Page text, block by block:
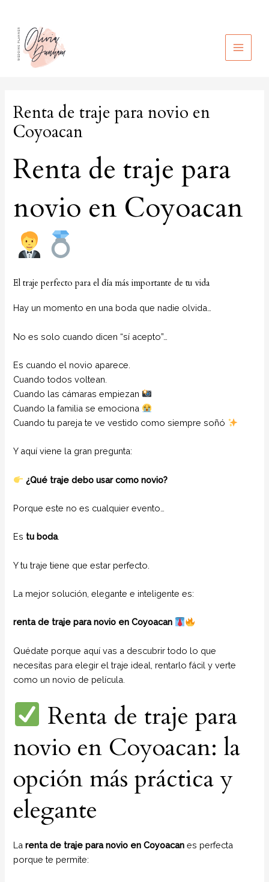
contenido
MAIN
Renta de traje para novio en
Coyoacan
Renta de traje para
novio en Coyoacan
El traje perfecto para el día más importante de tu vida
Hay un momento en una boda que nadie olvida…
No es solo cuando dicen “sí acepto”…
Es cuando el novio aparece.
Cuando todos voltean.
Cuando las cámaras empiezan
Cuando la familia se emociona
Cuando tu pareja te ve vestido como siempre soñó
Y aquí viene la gran pregunta:
¿Qué traje debo usar como novio?
Porque este no es cualquier evento…
Es tu boda.
Y tu traje tiene que estar perfecto.
La mejor solución, elegante e inteligente es:
renta de traje para novio en Coyoacan
Quédate porque aquí vas a descubrir todo lo que
necesitas para elegir el traje ideal, rentarlo fácil y verte
como un novio de película.
Renta de traje para
novio en Coyoacan: la
opción más práctica y
elegante
Larenta de traje para novio en Coyoacanes perfecta
porque te permite: